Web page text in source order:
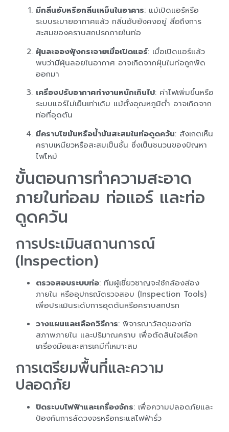
มีกลิ่นอับหรือกลิ่นเหม็นในอาคาร: แม้เปิดแอร์หรือ
ระบบระบายอากาศแล้ว กลิ่นอับยังคงอยู่ สื่อถึงการ
สะสมของคราบสกปรกภายในท่อ
ฝุ่นละอองฟุ้งกระจายเมื่อเปิดแอร์: เมื่อเปิดแอร์แล้ว
พบว่ามีฝุ่นลอยในอากาศ อาจเกิดจากฝุ่นในท่อถูกพัด
ออกมา
เครื่องปรับอากาศทำงานหนักเกินไป: ค่าไฟเพิ่มขึ้นหรือ
ระบบแอร์ไม่เย็นเท่าเดิม แม้ตั้งอุณหภูมิต่ำ อาจเกิดจาก
ท่อที่อุดตัน
มีคราบไขมันหรือน้ำมันสะสมในท่อดูดควัน: สังเกตเห็น
คราบเหนียวหรือสะสมเป็นชั้น ซึ่งเป็นชนวนของปัญหา
ไฟไหม้
ขั้นตอนการทำความสะอาด
ภายในท่อลม ท่อแอร์ และท่อ
ดูดควัน
การประเมินสถานการณ์
(Inspection)
ตรวจสอบระบบท่อ: ทีมผู้เชี่ยวชาญจะใช้กล้องส่อง
ภายใน หรืออุปกรณ์ตรวจสอบ (Inspection Tools)
เพื่อประเมินระดับการอุดตันหรือคราบสกปรก
วางแผนและเลือกวิธีการ: พิจารณาวัสดุของท่อ
สภาพภายใน และปริมาณคราบ เพื่อตัดสินใจเลือก
เครื่องมือและสารเคมีที่เหมาะสม
การเตรียมพื้นที่และความ
ปลอดภัย
ปิดระบบไฟฟ้าและเครื่องจักร: เพื่อความปลอดภัยและ
ป้องกันการลัดวงจรหรือกระแสไฟฟ้ารั่ว